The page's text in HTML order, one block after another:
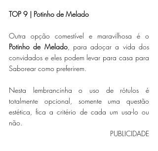
TOP 9 | Potinho de Melado
Potinho de Melado, para adoçar a vida dos
convidados e eles podem levar para casa para
Saborear como preferirem.
Nesta lembrancinha o uso de rótulos é
totalmente opcional, somente uma questão
estética, fica a critério de cada um usa-lo ou
não.
PUBLICIDADE